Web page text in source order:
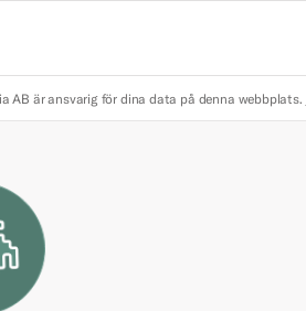
AB är ansvarig för dina data på denna webbplats.